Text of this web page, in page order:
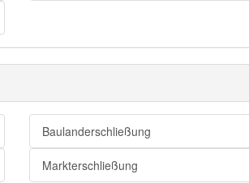
Baulanderschließung
Markterschließung